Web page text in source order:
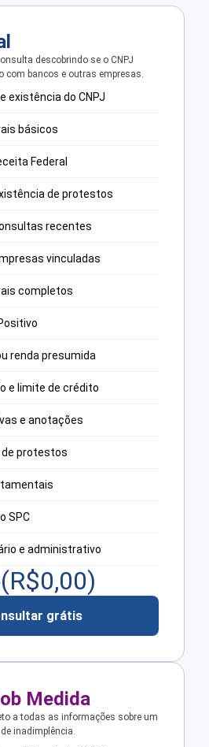
descobrindo se o CNPJ
com bancos e outras empresas.
existência do CNPJ
básicos
Federal
de protestos
recentes
vinculadas
completos
renda presumida
e limite de crédito
e anotações
protestos
SPC
e administrativo
(R$0,00)
grátis
Medida
a todas as informações sobre um
inadimplência.